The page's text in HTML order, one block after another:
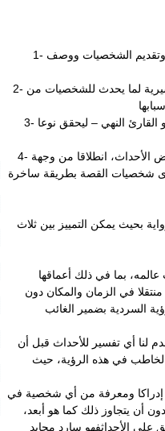
1- الوظيفة السردية : حيث يقوم السارد بحكي الأحداث، وتقديم الشخصيات ووصف
2- الوظيفة التفسيرية : قد يؤدي السارد أحيانا وظيفة تفسيرية لما يحدث للشخصيات من
3- وظيفة تواصلية : يتوجه السارد إلى المسرورد له – وهو القارئ النهي – ليحقق نوعا
4- الوظيفة التقييمية : حيث يقوم السارد بالتعليق على بعض الأحداث، انطلاقا من وجهة
شخصيات القصة بطريقة ساخرة
بحيث يمكن التمييز بين ثلاث
بما في ذلك أعماقها
في الزمان والمكان دون
لنا أي تفسير للأحداث قبل أن
في هذه الرؤية، حيث
إدراكا ومعرفة من أي شخصية في
أن يتجاوز ذلك كما هو أبعد،